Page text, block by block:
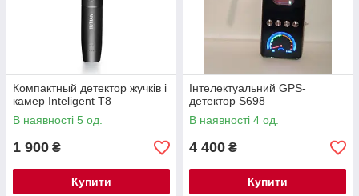
Компактный детектор жучків і
камер Inteligent T8
В наявності 5 од.
1 900 ₴
Купити
Інтелектуальний GPS-
детектор S698
В наявності 4 од.
4 400 ₴
Купити